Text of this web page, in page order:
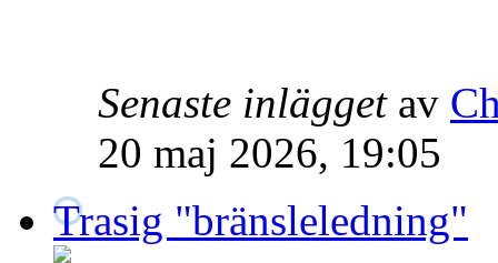
Senaste inlägget av
20 maj 2026, 19:05
Trasig "bränsleledning"